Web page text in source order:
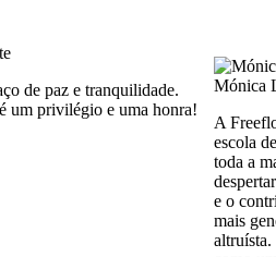
de paz e tranquilidade.
um privilégio e uma honra!
Mónica
A
escola
toda a
e o
mais
altruísta.